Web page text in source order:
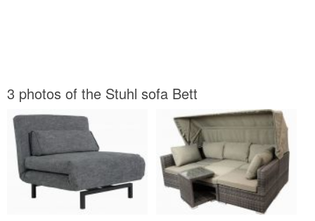
3 photos of the Stuhl sofa Bett